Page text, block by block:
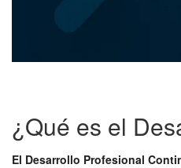
¿Qué es el
El Desarrollo Profesional